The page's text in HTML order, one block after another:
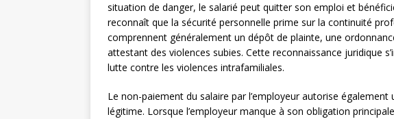
situation de danger, le salarié peut quitter son emploi et
reconnaît que la sécurité personnelle prime sur la continuité
comprennent généralement un dépôt de plainte, une
attestant des violences subies. Cette reconnaissance juridique
lutte contre les violences intrafamiliales.
Le non-paiement du salaire par l’employeur autorise
légitime. Lorsque l’employeur manque à son obligation